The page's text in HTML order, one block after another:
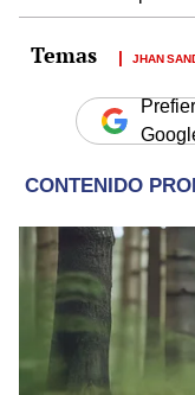
JHAN